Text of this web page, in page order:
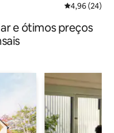
4,96 de uma
4,96 (24)
e ótimos preços